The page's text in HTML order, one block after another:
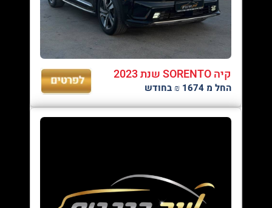
קיה SORENTO שנת 2023
החל מ 1674 ₪ בחודש